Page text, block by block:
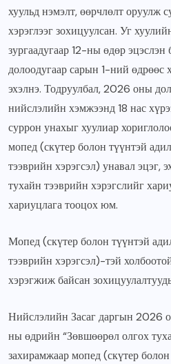
хуульд нэмэлт, өөрчлөлт оруулж
хэрэглээг зохицуулсан. Уг
зургаадугаар 12-ны өдөр
долоодугаар сарын 1-ний өдрөөс
эхэлнэ. Тодруулбал, 2026 оны
нийслэлийн хэмжээнд 18 нас
суррон унахыг хуулиар
мопед (скүтер болон түүнтэй
тээврийн хэрэгсэл) унавал эцэг,
тухайн тээврийн хэрэгслийг
хариуцлага тооцох юм.
Мопед (скүтер болон түүнтэй
тээврийн хэрэгсэл)-тэй
хэрэгжиж байсан
Нийслэлийн Засаг даргын 2026
ны өдрийн “Зөвшөөрөл олгох
захирамжаар мопед (скүтер